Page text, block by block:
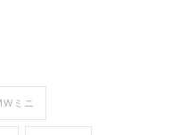
ミニ